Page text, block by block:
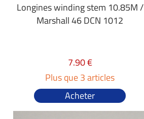
Longines winding stem 10.85M /
Marshall 46 DCN 1012
7.90 €
Plus que 3 articles
Acheter